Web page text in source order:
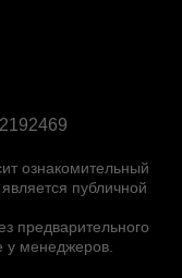
ознакомительный
публичной
предварительного
у менеджеров.